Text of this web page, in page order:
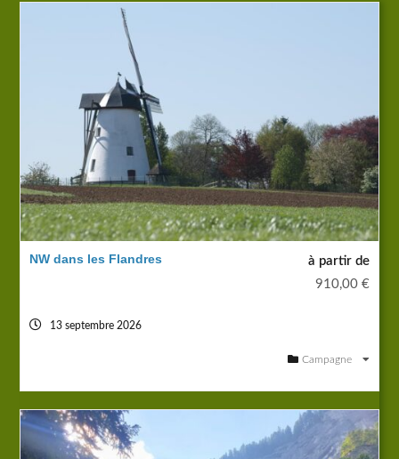
NW dans les Flandres
à partir de
910,00 €
13 septembre 2026
Campagne